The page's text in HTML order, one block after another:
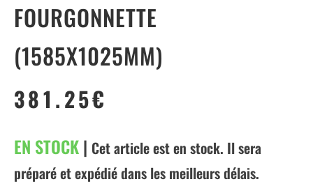
FOURGONNETTE
(1585X1025MM)
381.25€
EN STOCK| Cet article est en stock. Il sera
préparé et expédié dans les meilleurs délais.